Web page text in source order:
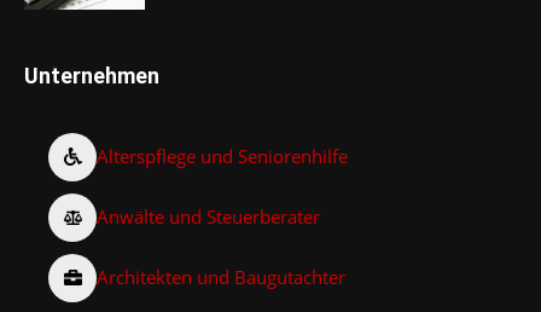
Unternehmen
Alterspflege und Seniorenhilfe
Anwälte und Steuerberater
Architekten und Baugutachter